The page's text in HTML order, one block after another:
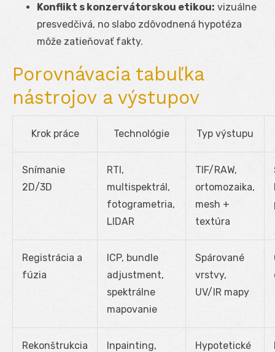
Konflikt s konzervátorskou etikou: vizuálne
presvedčivá, no slabo zdôvodnená hypotéza
môže zatieňovať fakty.
Porovnávacia tabuľka
nástrojov a výstupov
Krok práce Technológie Typ výstupu
Snímanie
2D/3D
RTI,
multispektrál,
fotogrametria,
LIDAR
TIF/RAW,
ortomozaika,
mesh +
textúra
Registrácia a
fúzia
ICP, bundle
adjustment,
spektrálne
mapovanie
Spárované
vrstvy,
UV/IR mapy
Rekonštrukcia
Inpainting,
Hypotetické